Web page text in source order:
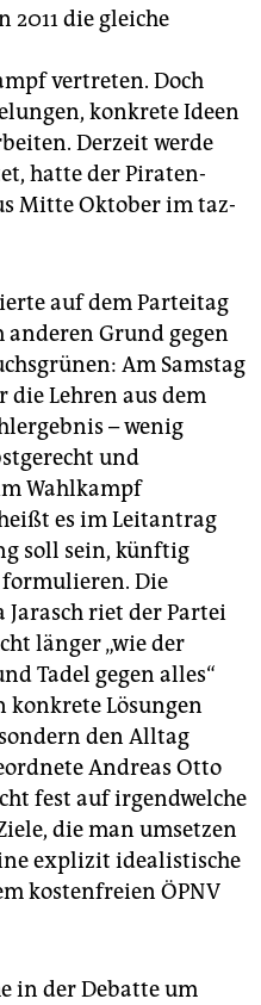
die gleiche
vertreten. Doch
konkrete Ideen
Derzeit werde
hatte der Piraten-
Mitte Oktober im taz-
auf dem Parteitag
Grund gegen
Am Samstag
die Lehren aus dem
– wenig
und
Wahlkampf
es im Leitantrag
soll sein, künftig
Die
riet der Partei
länger „wie der
Tadel gegen alles“
konkrete Lösungen
den Alltag
Andreas Otto
fest auf irgendwelche
die man umsetzen
explizit idealistische
kostenfreien ÖPNV
in der Debatte um